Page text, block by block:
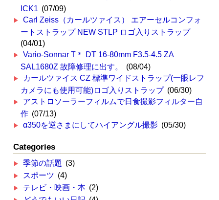
ICK1 (07/09)
Carl Zeiss（カールツァイス） エアーセルコンフォ
ートストラップ NEW STLP ロゴ入りストラップ
(04/01)
Vario-Sonnar T＊ DT 16-80mm F3.5-4.5 ZA
SAL1680Z 故障修理に出す。
(08/04)
カールツァイス CZ 標準ワイドストラップ(一眼レフ
カメラにも使用可能)ロゴ入りストラップ (06/30)
アストロソーラーフィルムで日食撮影フィルター自
作 (07/13)
α350を逆さまにしてハイアングル撮影 (05/30)
Categories
季節の話題 (3)
スポーツ (4)
テレビ・映画・本 (2)